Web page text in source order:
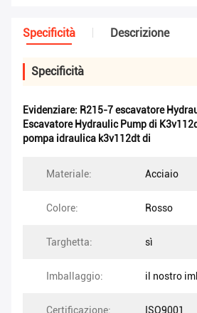
Specificità Descrizione
Specificità
Evidenziare: R215-7 escavatore
Escavatore Hydraulic Pump di
pompa idraulica k3v112dt di
Materiale: Acciaio
Colore: Rosso
Targhetta: sì
Imballaggio: il nostro
Certificazione: ISO9001